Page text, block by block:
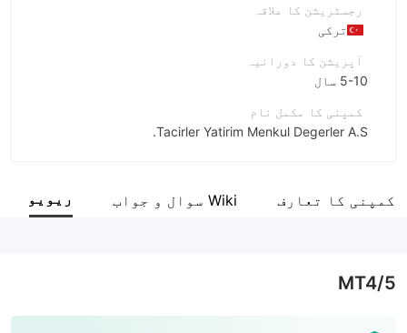
رجسٹریشن کا علاقہ
ترکی
آپریشن کا دورانیہ
5-10 سال
کمپنی کا مکمل نام
Tacirler Yatirim Menkul Degerler A.S.
انٹرپرائز ملازم
کمپنی کا تعارف Wiki سوال و جواب ریویو
MT4/5